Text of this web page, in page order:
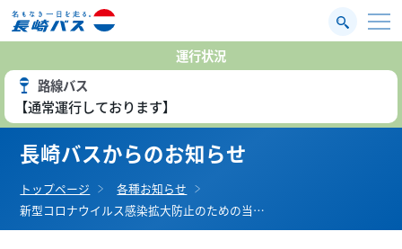
運行状況
路線バス
【通常運行しております】
長崎バスからのお知らせ
トップページ
各種お知らせ
新型コロナウイルス感染拡大防止のための当…